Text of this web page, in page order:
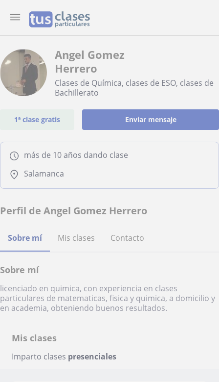
Angel Gomez
Herrero
Clases de Química, clases de ESO, clases de
Bachillerato
1ª clase gratis Enviar mensaje
más de 10 años dando clase
Salamanca
Perfil de Angel Gomez Herrero
Sobre mí Mis clases Contacto
Sobre mí
licenciado en quimica, con experiencia en clases
particulares de matematicas, fisica y quimica, a domicilio y
en academia, obteniendo buenos resultados.
Mis clases
Imparto clases presenciales